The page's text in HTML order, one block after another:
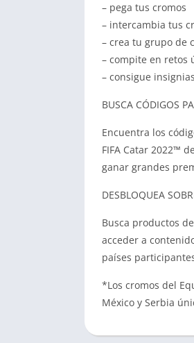
– pega tus cromos
– intercambia tus
– crea tu grupo de
– compite en retos
– consigue
BUSCA CÓDIGOS
Encuentra los
FIFA Catar 2022™
ganar grandes
DESBLOQUEA
Busca productos
acceder a
países
*Los cromos del
México y Serbia